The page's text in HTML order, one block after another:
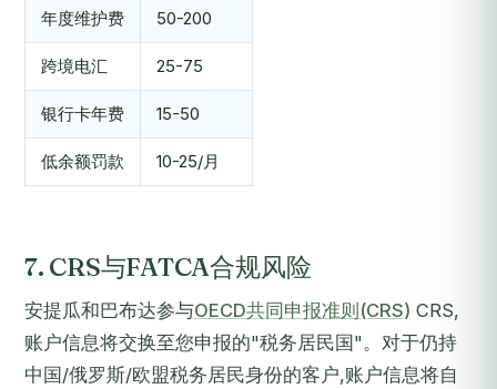
年度维护费 50-200
跨境电汇 25-75
银行卡年费 15-50
低余额罚款 10-25/月
7. CRS与FATCA合规风险
安提瓜和巴布达参与OECD共同申报准则(CRS) CRS,
账户信息将交换至您申报的"税务居民国"。对于仍持
中国/俄罗斯/欧盟税务居民身份的客户,账户信息将自